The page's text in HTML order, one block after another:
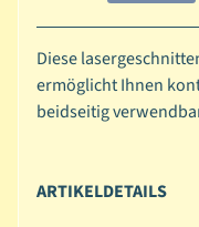
S
t
a
m
Diese
ermöglicht Ihnen
beidseitig
ARTIKELDETAILS